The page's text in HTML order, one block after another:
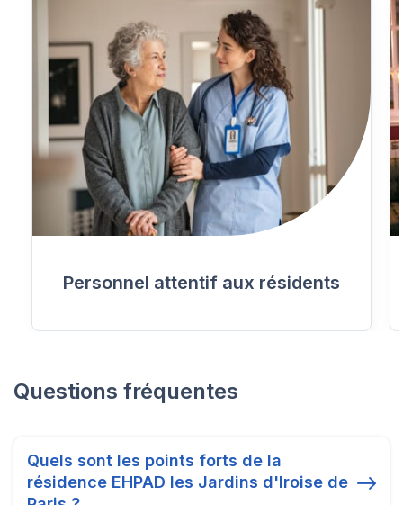
Personnel attentif aux résidents
Questions fréquentes
Quels sont les points forts de la
résidence EHPAD les Jardins d'Iroise de